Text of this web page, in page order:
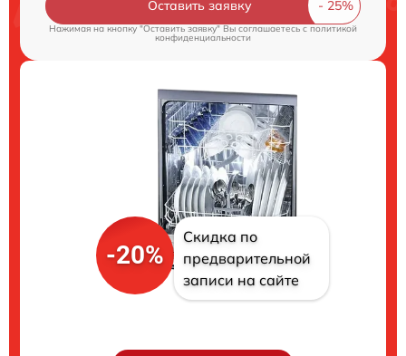
Оставить заявку
Нажимая на кнопку "Оставить заявку" Вы соглашаетесь cполитикой
конфиденциальности
-20%
Скидка по
предварительной
записи на сайте